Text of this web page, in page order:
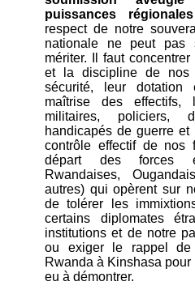
puissances
respect de notre
nationale ne peut pas
mériter. Il faut
et la discipline de nos
sécurité, leur dotation
maîtrise des
militaires, policiers,
handicapés de guerre
contrôle effectif de nos
départ des forces
Rwandaises,
autres) qui opèrent sur
de tolérer les
certains diplomates
institutions et de notre
ou exiger le rappel de
Rwanda à Kinshasa
eu à démontrer.